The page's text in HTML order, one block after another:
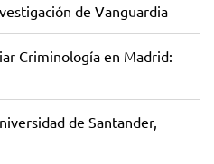
de Vanguardia
Criminología en Madrid:
de Santander,